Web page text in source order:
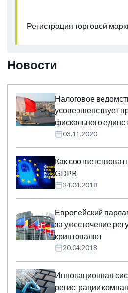
Регистрация торговой
Новости
Налоговое
усовершенствует
фискального
03.11.2020
Как
GDPR
24.04.2018
Европейский
за ужесточение
криптовалют
20.04.2018
Инновационная
регистрации